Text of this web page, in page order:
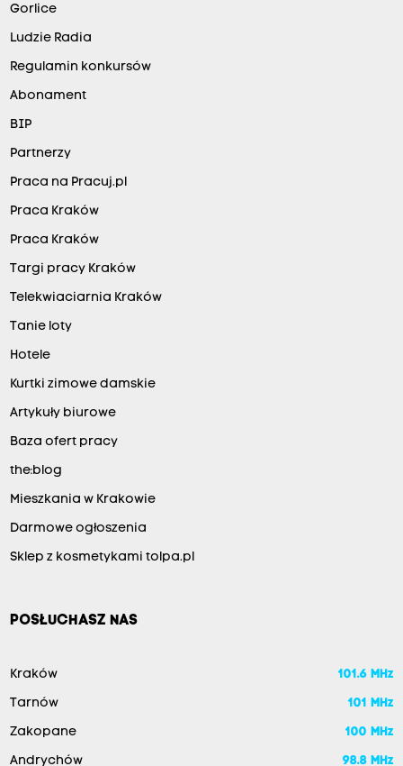
Gorlice
Ludzie Radia
Regulamin konkursów
Abonament
BIP
Partnerzy
Praca na Pracuj.pl
Praca Kraków
Praca Kraków
Targi pracy Kraków
Telekwiaciarnia Kraków
Tanie loty
Hotele
Kurtki zimowe damskie
Artykuły biurowe
Baza ofert pracy
the:blog
Mieszkania w Krakowie
Darmowe ogłoszenia
Sklep z kosmetykami tolpa.pl
POSŁUCHASZ NAS
Kraków 101.6 MHz
Tarnów 101 MHz
Zakopane 100 MHz
Andrychów 98.8 MHz